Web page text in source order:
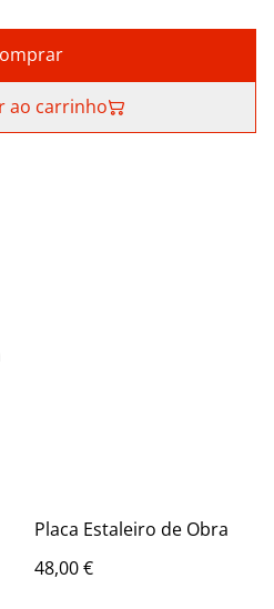
ao carrinho
Placa Estaleiro de Obra
48,00 €